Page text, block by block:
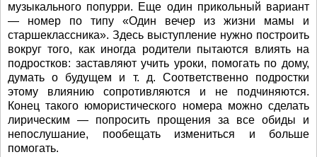
музыкального попурри. Еще один прикольный вариант
— номер по типу «Один вечер из жизни мамы и
старшеклассника». Здесь выступление нужно построить
вокруг того, как иногда родители пытаются влиять на
подростков: заставляют учить уроки, помогать по дому,
думать о будущем и т. д. Соответственно подростки
этому влиянию сопротивляются и не подчиняются.
Конец такого юмористического номера можно сделать
лирическим — попросить прощения за все обиды и
непослушание, пообещать измениться и больше
помогать.